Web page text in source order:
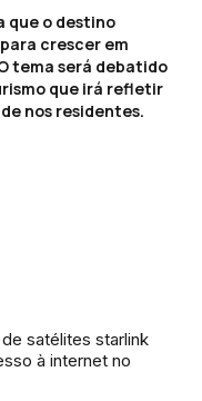
que o destino
crescer em
tema será debatido
que irá refletir
nos residentes.
satélites starlink
à internet no